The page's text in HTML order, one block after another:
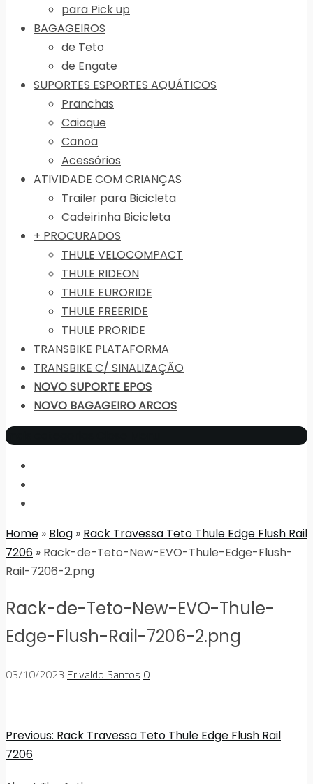
para Pick up
BAGAGEIROS
de Teto
de Engate
SUPORTES ESPORTES AQUÁTICOS
Pranchas
Caiaque
Canoa
Acessórios
ATIVIDADE COM CRIANÇAS
Trailer para Bicicleta
Cadeirinha Bicicleta
+ PROCURADOS
THULE VELOCOMPACT
THULE RIDEON
THULE EURORIDE
THULE FREERIDE
THULE PRORIDE
TRANSBIKE PLATAFORMA
TRANSBIKE C/ SINALIZAÇÃO
NOVO SUPORTE EPOS
NOVO BAGAGEIRO ARCOS
mais categorias
Home » Blog » Rack Travessa Teto Thule Edge Flush Rail
7206 » Rack-de-Teto-New-EVO-Thule-Edge-Flush-
Rail-7206-2.png
Rack-de-Teto-New-EVO-Thule-
Edge-Flush-Rail-7206-2.png
03/10/2023Erivaldo Santos0
Previous: Rack Travessa Teto Thule Edge Flush Rail
7206